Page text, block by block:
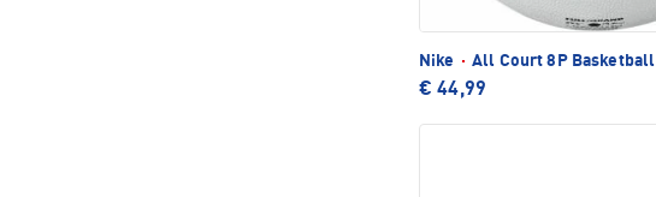
Nike · All Court 8P Basketball
€ 44,99